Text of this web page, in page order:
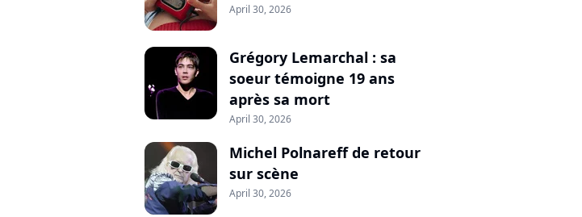
April 30, 2026
Grégory Lemarchal : sa
soeur témoigne 19 ans
après sa mort
April 30, 2026
Michel Polnareff de retour
sur scène
April 30, 2026